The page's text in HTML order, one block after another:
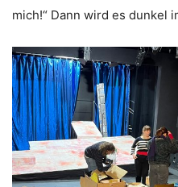
mich!“ Dann wird es dunkel